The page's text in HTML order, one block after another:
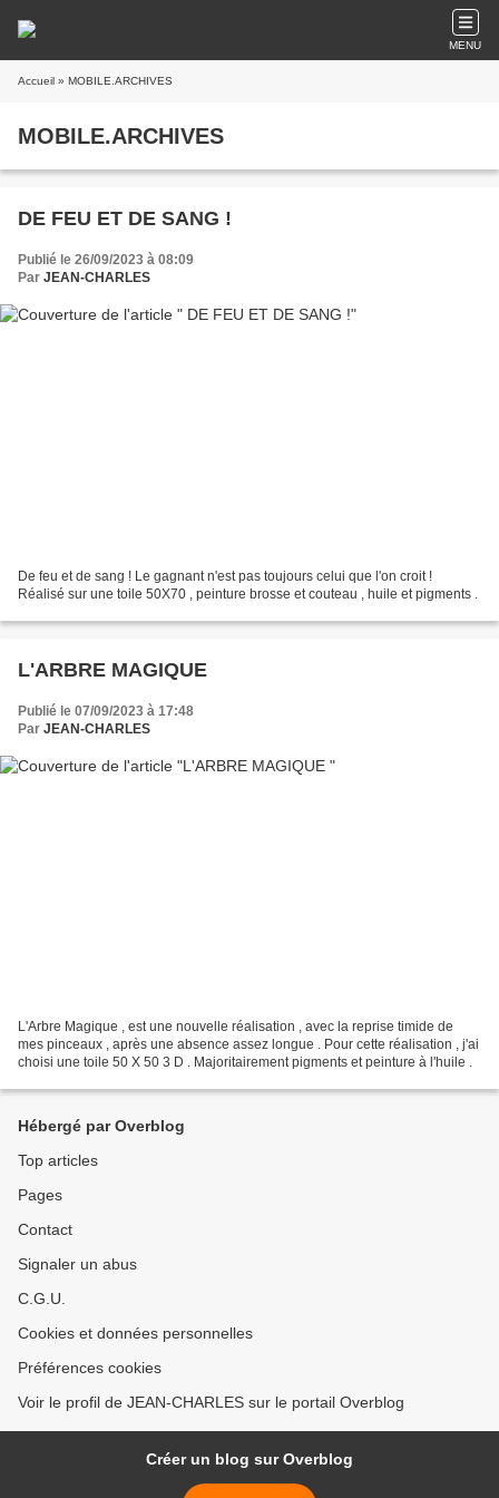
MENU
Accueil » MOBILE.ARCHIVES
MOBILE.ARCHIVES
DE FEU ET DE SANG !
Publié le 26/09/2023 à 08:09
Par JEAN-CHARLES
De feu et de sang ! Le gagnant n'est pas toujours celui que l'on croit !
Réalisé sur une toile 50X70 , peinture brosse et couteau , huile et pigments .
L'ARBRE MAGIQUE
Publié le 07/09/2023 à 17:48
Par JEAN-CHARLES
L'Arbre Magique , est une nouvelle réalisation , avec la reprise timide de
mes pinceaux , après une absence assez longue . Pour cette réalisation , j'ai
choisi une toile 50 X 50 3 D . Majoritairement pigments et peinture à l'huile .
Hébergé par Overblog
Top articles
Pages
Contact
Signaler un abus
C.G.U.
Cookies et données personnelles
Préférences cookies
Voir le profil de JEAN-CHARLES sur le portail Overblog
Créer un blog sur Overblog